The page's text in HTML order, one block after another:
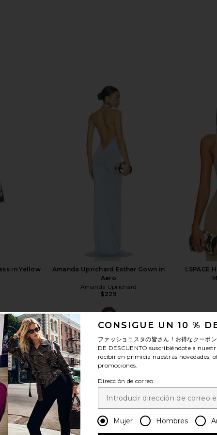
in Yellow
Amanda Uprichard Esther Gown in
Aero
Amanda Uprichard
$229
LSPACE
ver más
CONSIGUE UN 10 %
ファッショニスタの皆さん！お得なクーポ
DE DESCUENTO suscribiéndote a
recibir en primicia nuestras novedades,
promociones.
Dirección de correo
Mujer Hombres